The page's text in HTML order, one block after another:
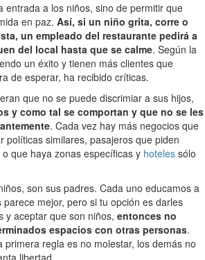
entrada a los niños, sino de permitir que
en paz. Así, si un niño grita, corre o
un empleado del restaurante pedirá a
del local hasta que se calme. Según la
un éxito y tienen más clientes que
de esperar, ha recibido críticas.
que no se puede discrimiar a sus hijos,
y como tal se comportan y que no se les
. Cada vez hay más negocios que
políticas similares, pasajeros que piden
o que haya zonas específicas y hoteles sólo
son sus padres. Cada uno educamos a
mejor, pero si tu opción es darles
y aceptar que son niños, entonces no
espacios con otras personas.
primera regla es no molestar, los demás no